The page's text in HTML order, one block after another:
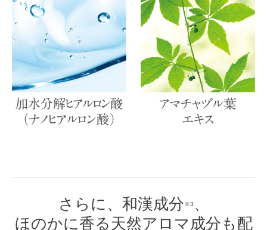
さらに、和漢成分※3 、
ほのかに香る天然アロマ成分も配